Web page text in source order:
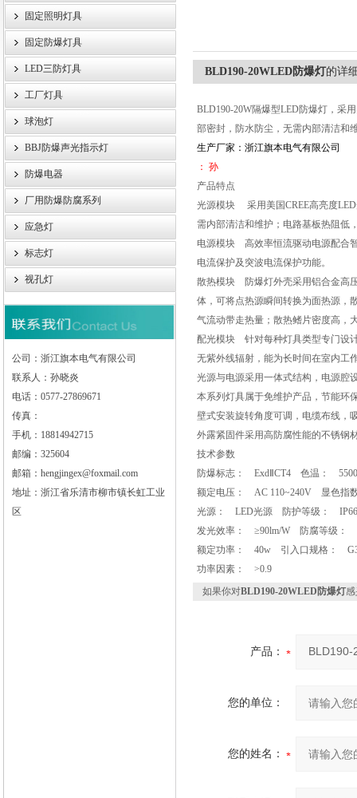
固定照明灯具
固定防爆灯具
LED三防灯具
工厂灯具
球泡灯
BBJ防爆声光指示灯
防爆电器
厂用防爆防腐系列
应急灯
标志灯
视孔灯
公司：浙江旗本电气有限公司
联系人：孙晓炎
电话：0577-27869671
传真：
手机：18814942715
邮编：325604
邮箱：hengjingex@foxmail.com
地址：浙江省乐清市柳市镇长虹工业
区
BLD190-20WLED防爆灯的详
BLD190-20W隔爆型LED防爆灯，采
部密封，防水防尘，无需内部清洁和
生产厂家：浙江旗本电气有限公司
： 孙
产品特点
光源模块 采用美国CREE高亮度LED
需内部清洁和维护；电路基板热阻低
电源模块 高效率恒流驱动电源配合
电流保护及突波电流保护功能。
散热模块 防爆灯外壳采用铝合金高
体，可将点热源瞬间转换为面热源
气流动带走热量；散热鳍片密度高，
配光模块 针对每种灯具类型专门设
无紫外线辐射，能为长时间在室内工
光源与电源采用一体式结构，电源腔
本系列灯具属于免维护产品，节能环
壁式安装旋转角度可调，电缆布线，
外露紧固件采用高防腐性能的不锈钢
技术参数
防爆标志： ExdⅡCT4 色温：
额定电压： AC 110~240V 显色指
光源： LED光源 防护等级： IP66
发光效率： ≥90lm/W 防腐等级：
额定功率： 40w 引入口规格：
功率因素： >0.9
如果你对BLD190-20WLED防爆灯
产品：
您的单位：
您的姓名：